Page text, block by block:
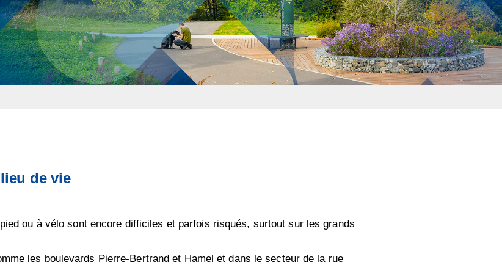
de vie
ou à vélo sont encore difficiles et parfois risqués, surtout sur les grands
les boulevards Pierre-Bertrand et Hamel et dans le secteur de la rue